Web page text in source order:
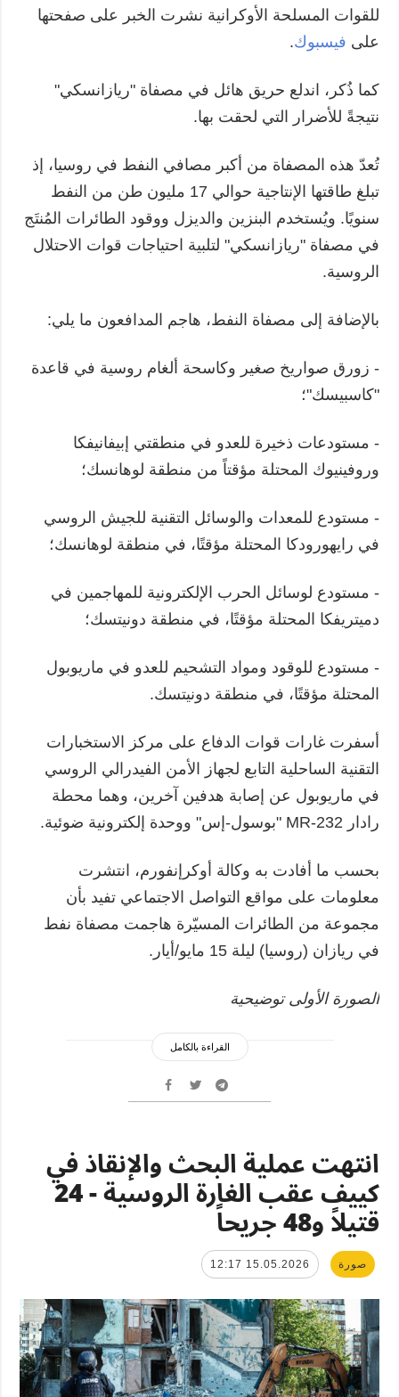
للقوات المسلحة الأوكرانية نشرت الخبر على صفحتها
على فيسبوك.
كما ذُكر، اندلع حريق هائل في مصفاة "ريازانسكي"
نتيجةً للأضرار التي لحقت بها.
تُعدّ هذه المصفاة من أكبر مصافي النفط في روسيا، إذ
تبلغ طاقتها الإنتاجية حوالي 17 مليون طن من النفط
سنويًا. ويُستخدم البنزين والديزل ووقود الطائرات المُنتَج
في مصفاة "ريازانسكي" لتلبية احتياجات قوات الاحتلال
الروسية.
بالإضافة إلى مصفاة النفط، هاجم المدافعون ما يلي:
- زورق صواريخ صغير وكاسحة ألغام روسية في قاعدة
"كاسبيسك"؛
- مستودعات ذخيرة للعدو في منطقتي إبيفانيفكا
وروفينيوك المحتلة مؤقتاً من منطقة لوهانسك؛
- مستودع للمعدات والوسائل التقنية للجيش الروسي
في رايهورودكا المحتلة مؤقتًا، في منطقة لوهانسك؛
- مستودع لوسائل الحرب الإلكترونية للمهاجمين في
دميتريفكا المحتلة مؤقتًا، في منطقة دونيتسك؛
- مستودع للوقود ومواد التشحيم للعدو في ماريوبول
المحتلة مؤقتًا، في منطقة دونيتسك.
أسفرت غارات قوات الدفاع على مركز الاستخبارات
التقنية الساحلية التابع لجهاز الأمن الفيدرالي الروسي
في ماريوبول عن إصابة هدفين آخرين، وهما محطة
رادار MR-232 "بوسول-إس" ووحدة إلكترونية ضوئية.
بحسب ما أفادت به وكالة أوكرإنفورم، انتشرت
معلومات على مواقع التواصل الاجتماعي تفيد بأن
مجموعة من الطائرات المسيّرة هاجمت مصفاة نفط
في ريازان (روسيا) ليلة 15 مايو/أيار.
الصورة الأولى توضيحية
القراءة بالكامل
انتهت عملية البحث والإنقاذ في
كييف عقب الغارة الروسية - 24
قتيلاً و48 جريحاً
صورة 15.05.2026 12:17